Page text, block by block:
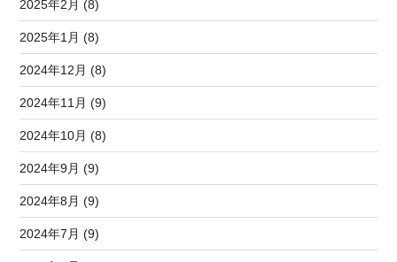
2025年2月 (8)
2025年1月 (8)
2024年12月 (8)
2024年11月 (9)
2024年10月 (8)
2024年9月 (9)
2024年8月 (9)
2024年7月 (9)